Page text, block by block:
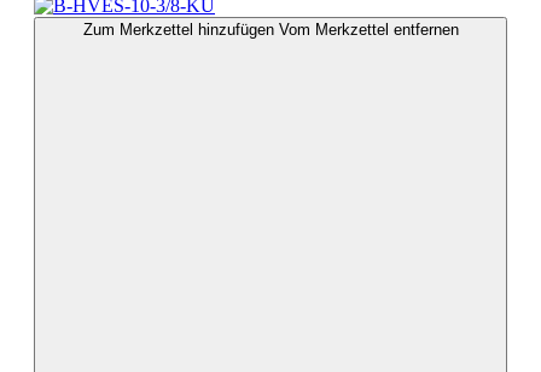
Zum Merkzettel hinzufügen Vom Merkzettel entfernen